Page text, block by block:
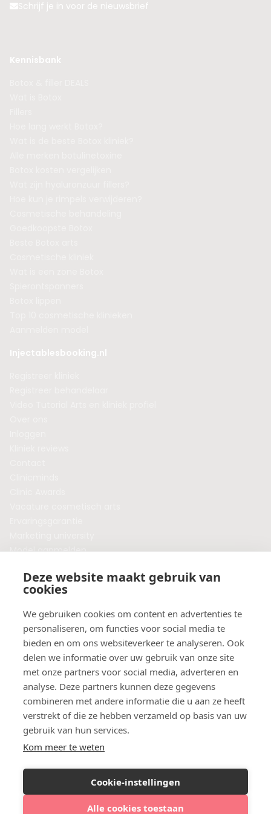
Deze website maakt gebruik van
cookies
We gebruiken cookies om content en advertenties te
personaliseren, om functies voor social media te
bieden en om ons websiteverkeer te analyseren. Ook
delen we informatie over uw gebruik van onze site
met onze partners voor social media, adverteren en
analyse. Deze partners kunnen deze gegevens
combineren met andere informatie die u aan ze heeft
verstrekt of die ze hebben verzameld op basis van uw
gebruik van hun services.
Kom meer te weten
Cookie-instellingen
Alle cookies toestaan
Schrijf je in voor de nieuwsbrief
Kennisbank
Injectablesbooking.nl
Model aanmelden
Algemene voorwaarden
Privacybeleid
Veelgestelde vragen
Botox behandeling in jouw regio?
Vergelijk klinieken per provincie
Botox Amsterdam
Botox Rotterdam
Botox Utrecht
Botox Eindhoven
Botox Purmerend
Botox Maastricht
Botox Nijmegen
Botox Apeldoorn